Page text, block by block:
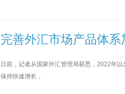
完善外汇市场产品体
日前，记者从国家外汇管理局获悉，2022年
保持快速增长，